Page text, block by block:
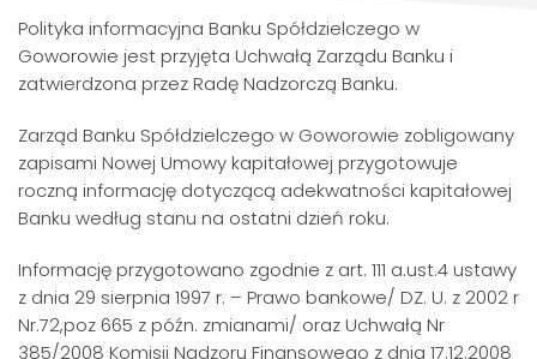
Polityka informacyjna Banku Spółdzielczego w
Goworowie jest przyjęta Uchwałą Zarządu Banku i
zatwierdzona przez Radę Nadzorczą Banku.
Zarząd Banku Spółdzielczego w Goworowie zobligowany
zapisami Nowej Umowy kapitałowej przygotowuje
roczną informację dotyczącą adekwatności kapitałowej
Banku według stanu na ostatni dzień roku.
Informację przygotowano zgodnie z art. 111 a.ust.4 ustawy
z dnia 29 sierpnia 1997 r. – Prawo bankowe/ DZ. U. z 2002 r
Nr.72,poz 665 z późn. zmianami/ oraz Uchwałą Nr
385/2008 Komisji Nadzoru Finansowego z dnia 17.12.2008